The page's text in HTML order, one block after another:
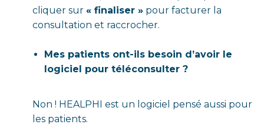
cliquer sur « finaliser » pour facturer la
consultation et raccrocher.
Mes patients ont-ils besoin d’avoir le
logiciel pour téléconsulter ?
Non ! HEALPHI est un logiciel pensé aussi pour
les patients.